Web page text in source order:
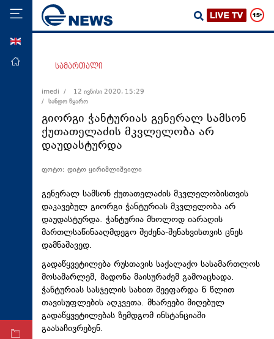
მთავარი
ეკონომიკა
მსოფლიო
ჯანდაცვა
თავდაცვა
რეგიონი
კულტურა
სპორტი
ტექნოლოგიები
ტაბლოიდი
არქივი
სამართალი
imedi /
12 ივნისი 2020, 15:29
/ სანდო წყარო
გიორგი ჭანტურიას გენერალ სამსონ
ქუთათელაძის მკვლელობა არ
დაუდასტურდა
ფოტო: დიტო ყირიმლიშვილი
გენერალ სამსონ ქუთათელაძის მკვლელობისთვის
დაკავებულ გიორგი ჭანტურიას მკვლელობა არ
დაუდასტურდა. ჭანტურია მხოლოდ იარაღის
მართლსაწინააღმდეგო შეძენა-შენახვისთვის ცნეს
დამნაშავედ.
გადაწყვეტილება რუსთავის საქალაქო სასამართლოს
მოსამარლემ, მადონა მაისურაძემ გამოაცხადა.
ჭანტურიას სასჯელის სახით შეეფარდა 6 წლით
თავისუფლების აღკვეთა. მხარეები მიღებულ
გადაწყვეტილებას ზემდგომ ინსტანციაში
გაასაჩივრებენ.